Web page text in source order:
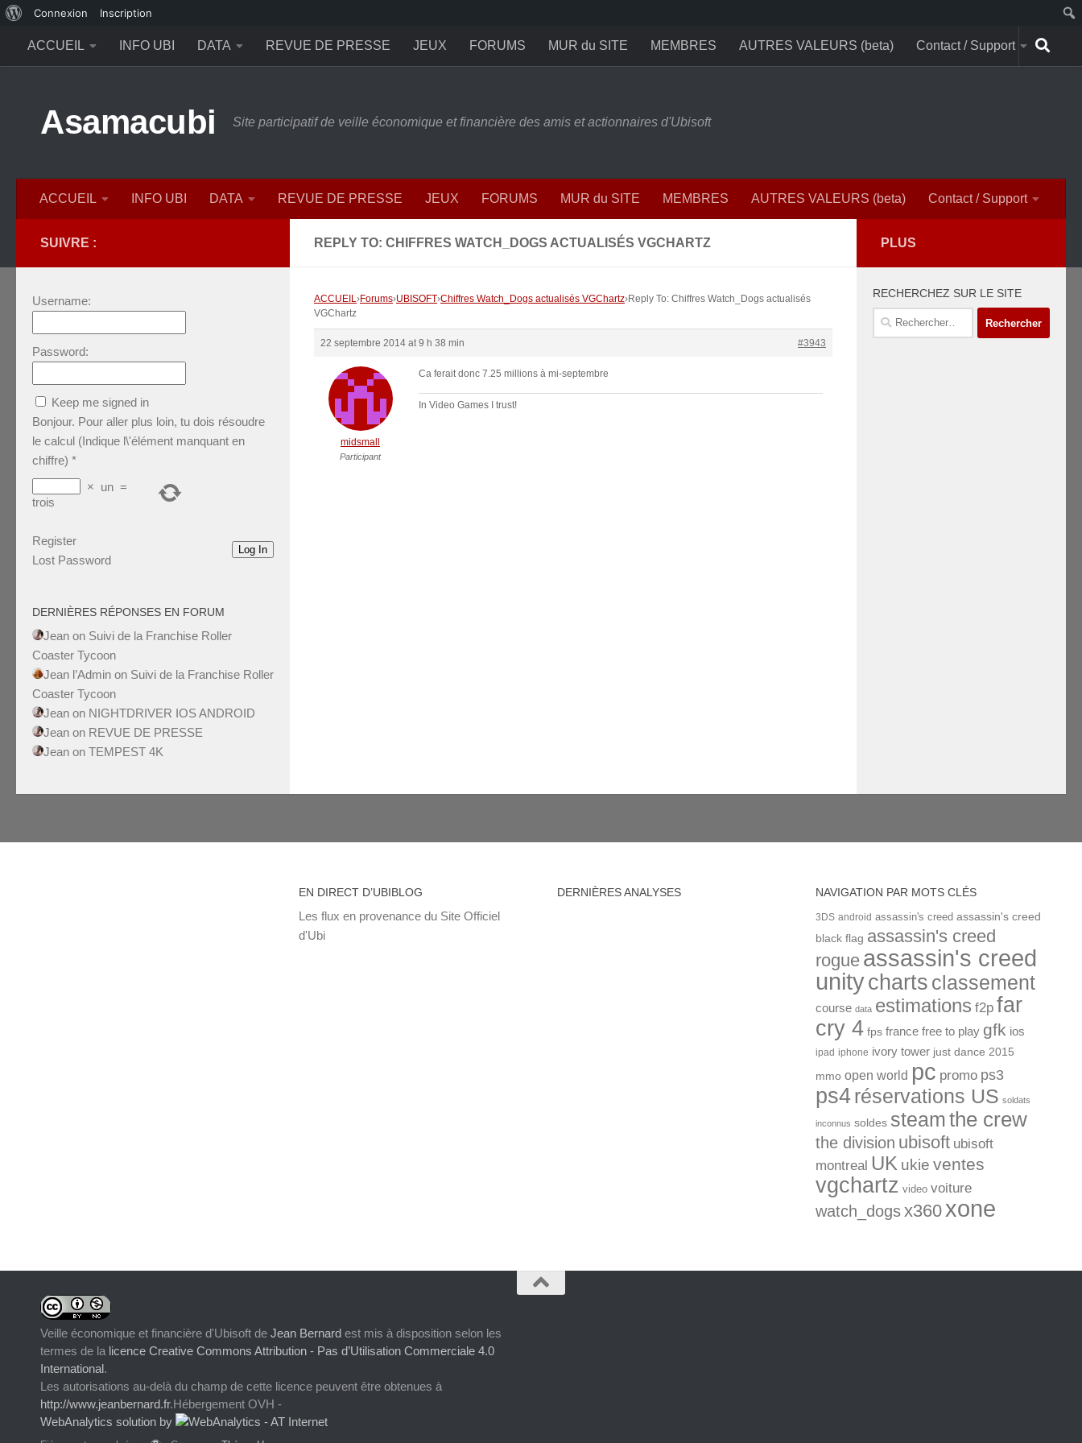
propos
de
Connexion Inscription
ACCUEIL
INFO UBI DATA REVUE DE PRESSE JEUX FORUMS MUR du SITE MEMBRES AUTRES VALEURS (beta) Contact / Support
Asamacubi Site participatif de veille économique et financière des amis et actionnaires d'Ubisoft
ACCUEIL INFO UBI DATA REVUE DE PRESSE JEUX FORUMS MUR du SITE MEMBRES AUTRES VALEURS (beta) Contact / Support
REPLY TO: CHIFFRES WATCH_DOGS ACTUALISÉS VGCHARTZ
ACCUEIL›Forums›UBISOFT›Chiffres Watch_Dogs actualisés VGChartz›Reply To: Chiffres Watch_Dogs actualisés
VGChartz
22 septembre 2014 at 9 h 38 min #3943
midsmall
Participant
Ca ferait donc 7.25 millions à mi-septembre
In Video Games I trust!
SUIVRE :
Username:
Password:
Keep me signed in
Bonjour. Pour aller plus loin, tu dois résoudre
le calcul (Indique l\'élément manquant en
chiffre) *
× un =
trois
Log In
Register
Lost Password
DERNIÈRES RÉPONSES EN FORUM
Jean on Suivi de la Franchise Roller
Coaster Tycoon
Jean l’Admin on Suivi de la Franchise Roller
Coaster Tycoon
Jean on NIGHTDRIVER IOS ANDROID
Jean on REVUE DE PRESSE
Jean on TEMPEST 4K
PLUS
RECHERCHEZ SUR LE SITE
Rechercher :
EN DIRECT D’UBIBLOG
Les flux en provenance du Site Officiel
d'Ubi
DERNIÈRES ANALYSES NAVIGATION PAR MOTS CLÉS
3DS android assassin's creed assassin's creed
black flag assassin's creed
rogue assassin's creed
unitycharts classement
course data estimations f2p far
cry 4 fps france free to play gfk ios
ipad iphone ivory tower just dance 2015
mmo open world pc promo ps3
ps4réservations US soldats
inconnus soldes steamthe crew
the division ubisoft ubisoft
montreal UK ukie ventes
vgchartz video voiture
watch_dogsx360 xone
Veille économique et financière d'Ubisoft de Jean Bernard est mis à disposition selon les
termes de la licence Creative Commons Attribution - Pas d’Utilisation Commerciale 4.0
International.
Les autorisations au-delà du champ de cette licence peuvent être obtenues à
http://www.jeanbernard.fr.Hébergement OVH -
WebAnalytics solution by